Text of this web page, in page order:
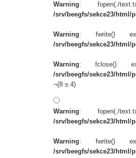
Warning: fopen(./
/srv/beegfs/sekce23/html/
Warning: fwrite()
/srv/beegfs/sekce23/html/
Warning: fclose()
/srv/beegfs/sekce23/html/
¬(8 ≤ 4)
Warning: fopen(./
/srv/beegfs/sekce23/html/
Warning: fwrite()
/srv/beegfs/sekce23/html/